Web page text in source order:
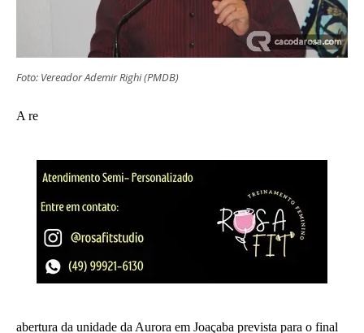
Foto: Vereador Ademir Righi (PMDB)
A re
abertura da unidade da Aurora em Joaçaba prevista para o final